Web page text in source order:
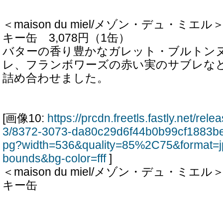
＜maison du miel/メゾン・デュ・ミエル
キー缶 3,078円（1缶）
バターの香り豊かなガレット・ブルトン
レ、フランボワーズの赤い実のサブレな
詰め合わせました。
[画像10: https://prcdn.freetls.fastly.net/
3/8372-3073-
bounds&bg-color=fff]
＜maison du miel/メゾン・デュ・ミエル
キー缶